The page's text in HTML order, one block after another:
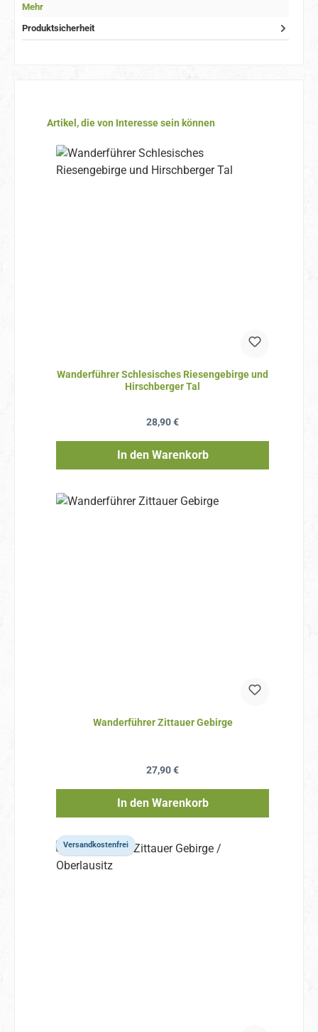
Mehr
Produktsicherheit
Produktgalerie überspringen
Artikel, die von Interesse sein können
Wanderführer Schlesisches Riesengebirge und
Hirschberger Tal
Regulärer Preis:
28,90 €
In den Warenkorb
Wanderführer Zittauer Gebirge
Regulärer Preis:
27,90 €
In den Warenkorb
Versandkostenfrei